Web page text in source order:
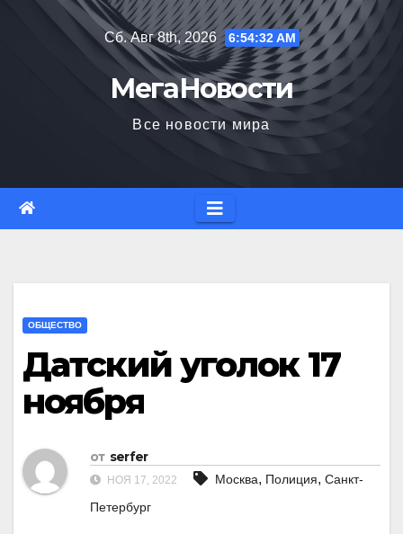
Сб. Авг 8th, 2026 6:54:33 AM
МегаНовости
Все новости мира
ОБЩЕСТВО
Датский уголок 17
ноября
от serfer
НОЯ 17, 2022 Москва, Полиция, Санкт-
Петербург